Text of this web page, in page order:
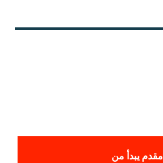
مقدم يبدأ من